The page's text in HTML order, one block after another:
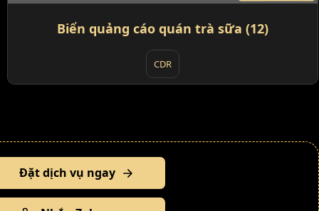
Biển quảng cáo quán trà sữa (12)
CDR
Đặt dịch vụ ngay